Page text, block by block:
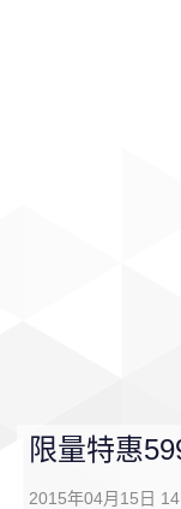
限量特惠
2015年04月15日